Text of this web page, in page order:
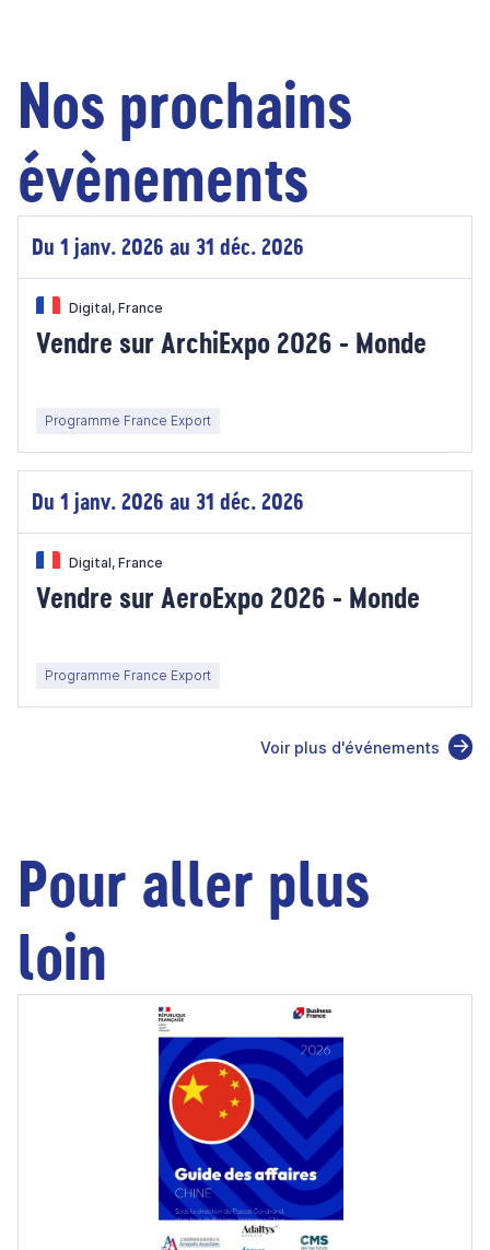
Nos prochains
évènements
Du 1 janv. 2026 au 31 déc. 2026
Digital, France
Vendre sur ArchiExpo 2026 - Monde
Programme France Export
Du 1 janv. 2026 au 31 déc. 2026
Digital, France
Vendre sur AeroExpo 2026 - Monde
Programme France Export
Voir plus d'événements
Pour aller plus
loin